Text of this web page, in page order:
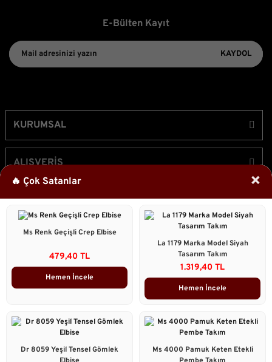
🔥 Çok Satanlar ×
Ms Renk Geçişli Crep Elbise
479,40 TL
Hemen İncele
La 1179 Marka Model Siyah
Tasarım Takım
1.319,40 TL
Hemen İncele
Dr 8059 Yeşil Tensel Gömlek
Ms 4000 Pamuk Keten Etekli
E-Bülten Kayıt
KAYDOL
KURUMSAL
ALIŞVERİŞ
ÜYELİK
Bizi Takip Edin!
Kredi kartı bilgileriniz 256bit SSL sertifikası ile korunmaktadır.
ideasoft
e-
ticaret
ile
hazırlandı.